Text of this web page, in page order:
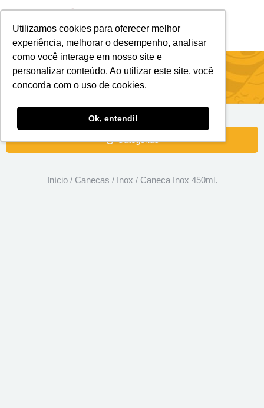
Utilizamos cookies para oferecer melhor
experiência, melhorar o desempenho, analisar
como você interage em nosso site e
personalizar conteúdo. Ao utilizar este site, você
concorda com o uso de cookies.
Ok, entendi!
Caneca Inox 450ml.
Categorias
Início/ Canecas / Inox / Caneca Inox 450ml.